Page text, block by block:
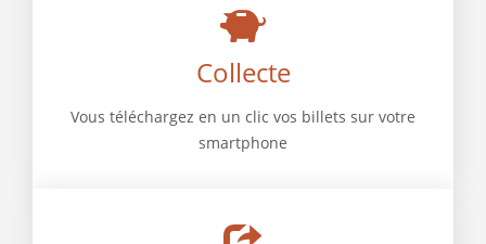
Collecte
Vous téléchargez en un clic vos billets sur votre
smartphone